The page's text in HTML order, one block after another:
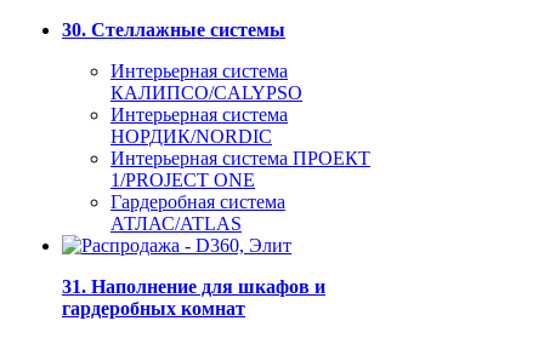
30. Стеллажные системы
Интерьерная система
КАЛИПСО/CALYPSO
Интерьерная система
НОРДИК/NORDIC
Интерьерная система ПРОЕКТ
1/PROJECT ONE
Гардеробная система
АТЛАС/ATLAS
31. Наполнение для шкафов и
гардеробных комнат